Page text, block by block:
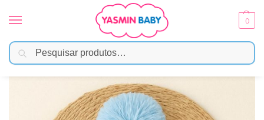
0
Início Moda Bebê / Meias e Acessórios